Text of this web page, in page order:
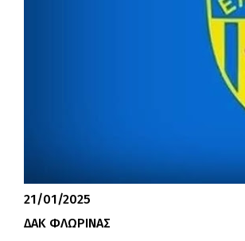
21/01/2025
ΔΑΚ ΦΛΩΡΙΝΑΣ